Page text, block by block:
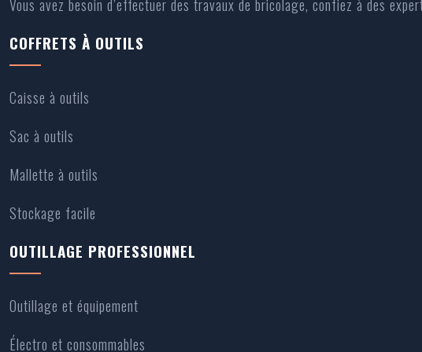
Vous avez besoin d’effectuer des travaux de bricolage, confiez à des
COFFRETS À OUTILS
Caisse à outils
Sac à outils
Mallette à outils
Stockage facile
OUTILLAGE PROFESSIONNEL
Outillage et équipement
Électro et consommables